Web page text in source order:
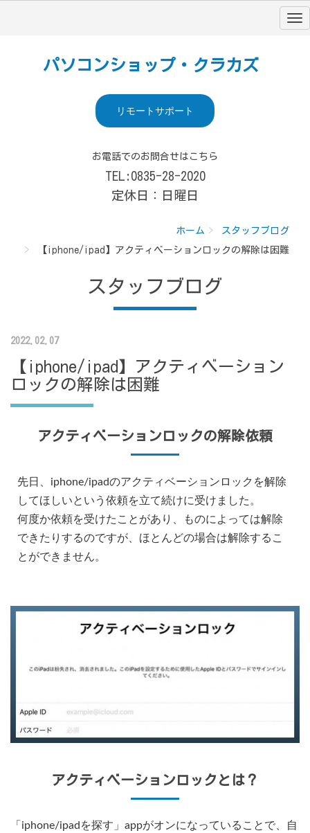
パソコンショップ・クラカズ
リモートサポート
お電話でのお問合せはこちら
TEL:0835-28-2020
定休日：日曜日
ホーム
スタッフブログ
【iphone/ipad】アクティベーションロックの解除は困難
スタッフブログ
2022.02.07
【iphone/ipad】アクティベーション
ロックの解除は困難
アクティベーションロックの解除依頼
先日、iphone/ipadのアクティベーションロックを解除
してほしいという依頼を立て続けに受けました。
何度か依頼を受けたことがあり、ものによっては解除
できたりするのですが、ほとんどの場合は解除するこ
とができません。
アクティベーションロックとは？
「iphone/ipadを探す」appがオンになっていることで、自